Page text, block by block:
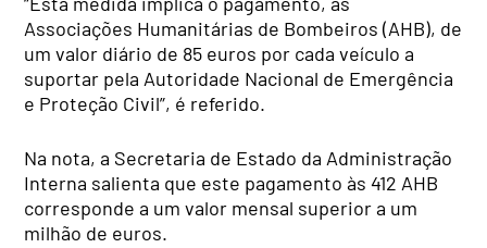
Associações Humanitárias de Bombeiros (AHB), de
um valor diário de 85 euros por cada veículo a
suportar pela Autoridade Nacional de Emergência
e Proteção Civil”, é referido.
Na nota, a Secretaria de Estado da Administração
Interna salienta que este pagamento às 412 AHB
corresponde a um valor mensal superior a um
milhão de euros.